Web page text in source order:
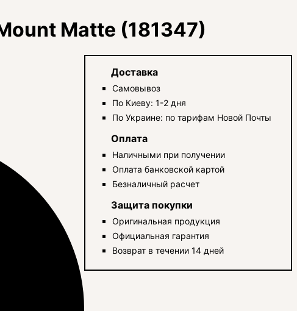
Matte (181347)
Доставка
Самовывоз
По Киеву: 1-2 дня
По Украине: по тарифам Новой Почты
Оплата
Наличными при получении
Оплата банковской картой
Безналичный расчет
Защита покупки
Оригинальная продукция
Официальная гарантия
Возврат в течении 14 дней